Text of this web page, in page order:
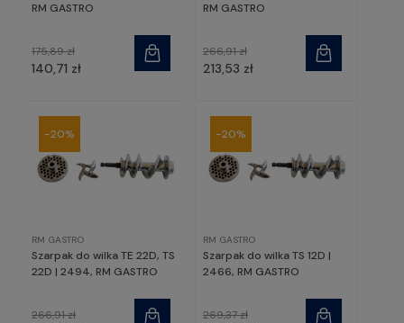
RM GASTRO
140,71 zł
175,89 zł
RM GASTRO
213,53 zł
266,91 zł
RM GASTRO
Szarpak do wilka TE 22D, TS
22D | 2494, RM GASTRO
266,91 zł
-20%
RM GASTRO
Szarpak do wilka TS 12D |
2466, RM GASTRO
269,37 zł
-20%